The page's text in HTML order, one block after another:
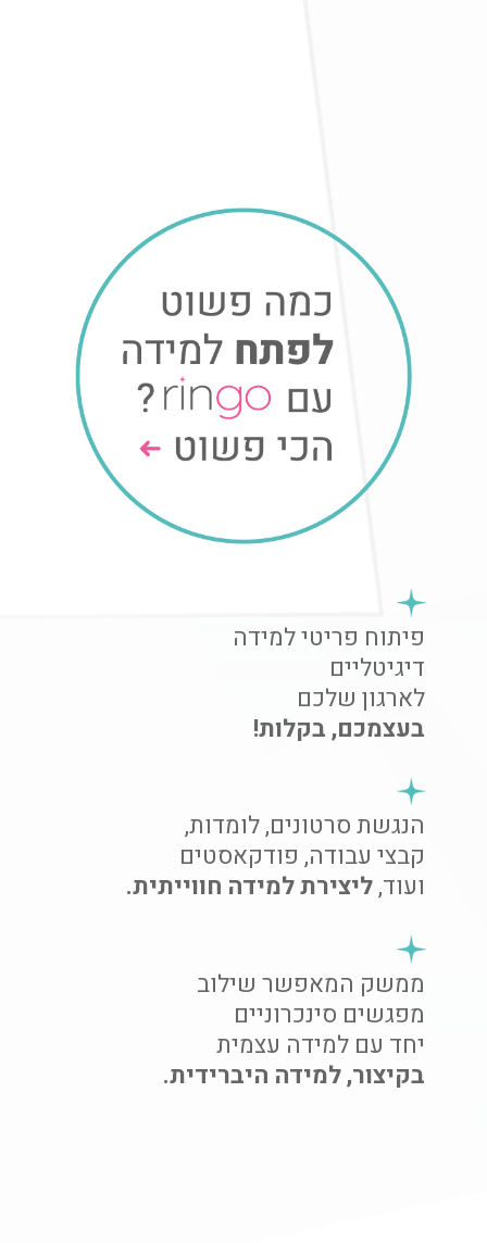
פיתוח פריטי למידה
דיגיטליים
לארגון שלכם
בעצמכם, בקלות!
הנגשת סרטונים, לומדות,
קבצי עבודה, פודקאסטים
ועוד,ליצירת למידה חווייתית.
ממשק המאפשר שילוב
מפגשים סינכרוניים
יחד עם למידה עצמית
בקיצור, למידה היברידית.